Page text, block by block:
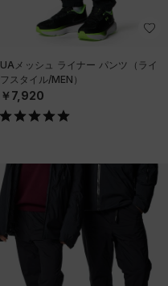
UAメッシュ ライナー パンツ（ライ
フスタイル/MEN）
￥7,920